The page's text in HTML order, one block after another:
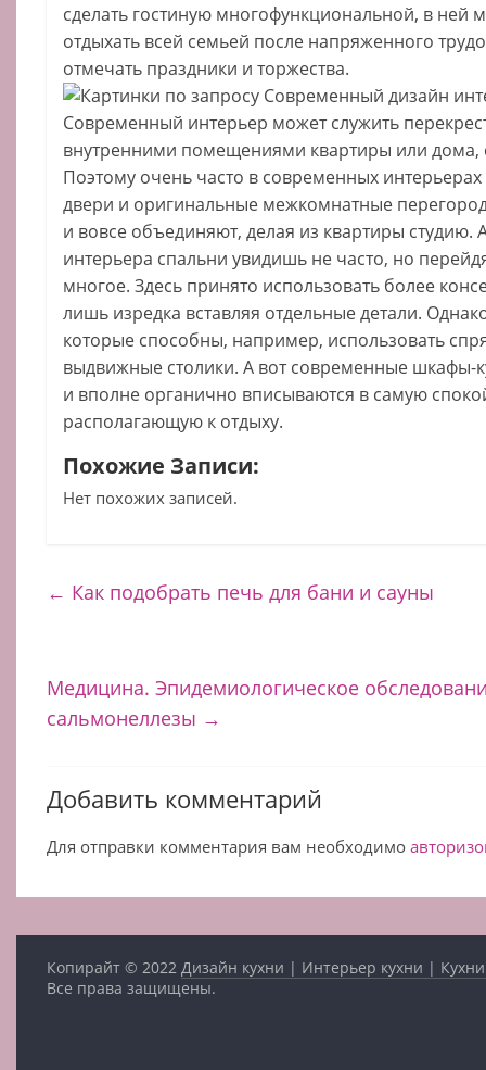
сделать гостиную многофункциональной, в ней
отдыхать всей семьей после напряженного
отмечать праздники и торжества.
Современный интерьер может служить
внутренними помещениями квартиры или дома,
Поэтому очень часто в современных
двери и оригинальные межкомнатные
и вовсе объединяют, делая из квартиры
интерьера спальни увидишь не часто, но
многое. Здесь принято использовать более
лишь изредка вставляя отдельные детали.
которые способны, например, использовать
выдвижные столики. А вот современные шкафы-
и вполне органично вписываются в самую
располагающую к отдыху.
Похожие Записи:
Нет похожих записей.
← Как подобрать печь для бани и сауны
Медицина. Эпидемиологическое
сальмонеллезы →
Добавить комментарий
Для отправки комментария вам необходимо
Копирайт © 2022Дизайн кухни | Интерьер кухни |
Все права защищены.